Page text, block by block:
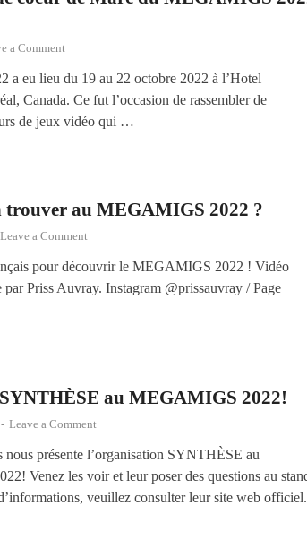
a Comment
eu lieu du 19 au 22 octobre 2022 à l’Hotel
Canada. Ce fut l’occasion de rassembler de
de jeux vidéo qui …
trouver au MEGAMIGS 2022 ?
Leave a Comment
pour découvrir le MEGAMIGS 2022 ! Vidéo
par Priss Auvray. Instagram @prissauvray / Page
au MEGAMIGS 2022!
- Leave a Comment
nous présente l’organisation SYNTHÈSE au
Venez les voir et leur poser des questions au
veuillez consulter leur site web officiel.